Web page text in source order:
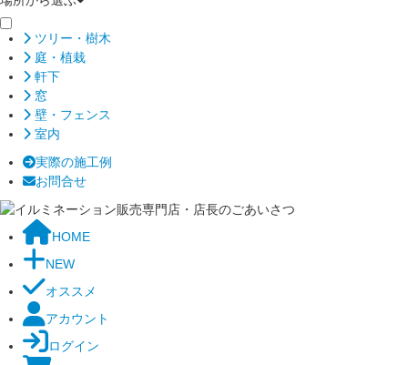
ツリー・樹木
庭・植栽
軒下
窓
壁・フェンス
室内
実際の施工例
お問合せ
HOME
NEW
オススメ
アカウント
ログイン